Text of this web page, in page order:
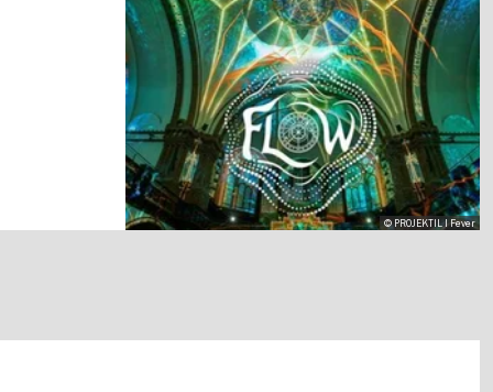
© PROJEKTIL I Fever